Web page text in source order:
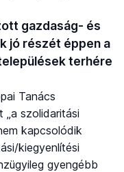
gazdaság- és
jó részét éppen a
terhére
Tanács
„a szolidaritási
kapcsolódik
kiegyenlítési
gyengébb